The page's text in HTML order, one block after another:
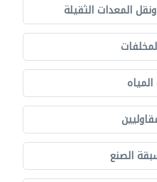
المعدات الثقيلة
الصنع